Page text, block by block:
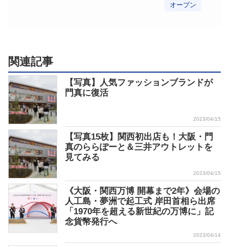
オープン
関連記事
【写真】人気ファッションブランドが
門真に復活
2023/04/15
【写真15枚】関西初出店も！大阪・門
真のららぽーと＆三井アウトレットを
見てみる
2023/04/15
《大阪・関西万博 開幕まで2年》会場の
人工島・夢洲で起工式 岸田首相ら出席
「1970年を超える新世紀の万博に」記
念貨幣発行へ
2023/04/14